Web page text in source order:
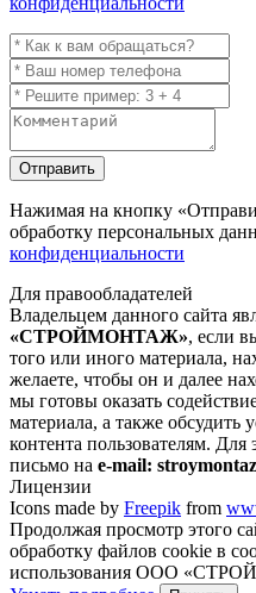
Отправить
Нажимая на кнопку
обработку персональных
конфиденциальности
Для правообладателей
Владельцем данного сайта
«СТРОЙМОНТАЖ», если
того или иного материала,
желаете, чтобы он и далее
мы готовы оказать
материала, а также обсудить
контента пользователям.
письмо на e-mail:
Лицензии
Icons made by Freepik from
Продолжая просмотр этого
обработку файлов cookie в
использования ООО